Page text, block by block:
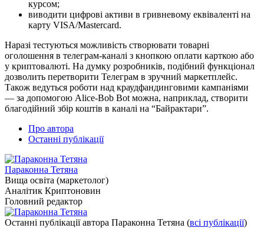
курсом;
виводити цифрові активи в гривневому еквіваленті на
карту VISA/Mastercard.
Наразі тестуються можливість створювати товарні
оголошення в телеграм-каналі з кнопкою оплати карткою або
у криптовалюті. На думку розробників, подібний функціонал
дозволить перетворити Телеграм в зручний маркетплейс.
Також ведуться роботи над краудфандинговими кампаніями
— за допомогою Alice-Bob Bot можна, наприклад, створити
благодійний збір коштів в каналі на “Байрактари”.
Про автора
Останні публікації
Параконна Тетяна
Вища освіта (маркетолог)
Аналітик Криптоновин
Головний редактор
Останні публікації автора Параконна Тетяна (всі публікації)